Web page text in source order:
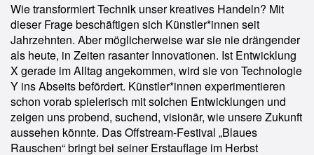
Wie transformiert Technik unser kreatives Handeln? Mit
dieser Frage beschäftigen sich Künstler*innen seit
Jahrzehnten. Aber möglicherweise war sie nie drängender
als heute, in Zeiten rasanter Innovationen. Ist Entwicklung
X gerade im Alltag angekommen, wird sie von Technologie
Y ins Abseits befördert. Künstler*innen experimentieren
schon vorab spielerisch mit solchen Entwicklungen und
zeigen uns probend, suchend, visionär, wie unsere Zukunft
aussehen könnte. Das Offstream-Festival „Blaues
Rauschen“ bringt bei seiner Erstauflage im Herbst